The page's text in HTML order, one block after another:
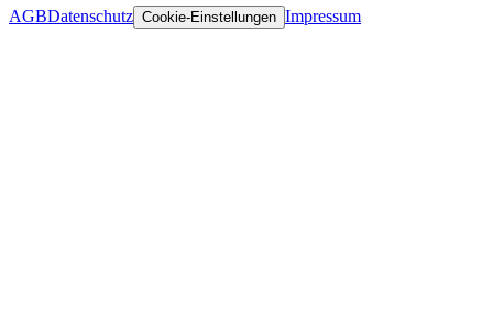
AGBDatenschutz Cookie-Einstellungen Impressum